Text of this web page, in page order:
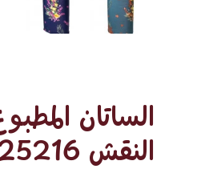
الساتان
النقش 25216